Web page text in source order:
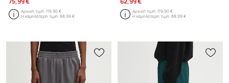
Αρχική τιμή:119,90 €
Η χαμηλότερη τιμή:88,99 €
Αρχική τιμή:119,90 €
Η χαμηλότερη τιμή:88,99 €